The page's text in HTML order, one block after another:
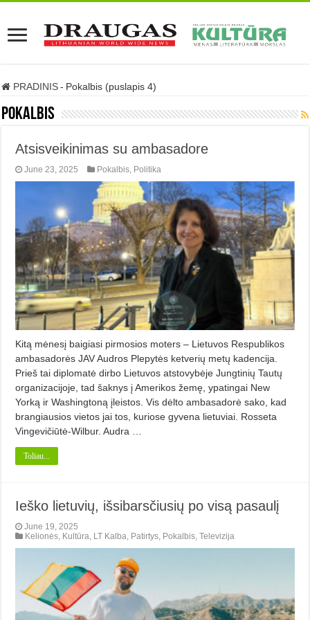
PRADINIS - Pokalbis (puslapis 4)
Pokalbis
Atsisveikinimas su ambasadore
June 23, 2025 Pokalbis, Politika
Kitą mėnesį baigiasi pirmosios moters – Lietuvos Respublikos
ambasadorės JAV Audros Plepytės ketverių metų kadencija.
Prieš tai diplomatė dirbo Lietuvos atstovybėje Jungtinių Tautų
organizacijoje, tad šaknys į Amerikos žemę, ypatingai New
Yorką ir Washingtoną įleistos. Vis dėlto ambasadorė sako, kad
brangiausios vietos jai tos, kuriose gyvena lietuviai. Rosseta
Vingevičiūtė-Wilbur. Audra …
Toliau...
Ieško lietuvių, išsibarsčiusių po visą pasaulį
June 19, 2025
Kelionės Kultūra LT Kalba Patirtys Pokalbis ,Televizija